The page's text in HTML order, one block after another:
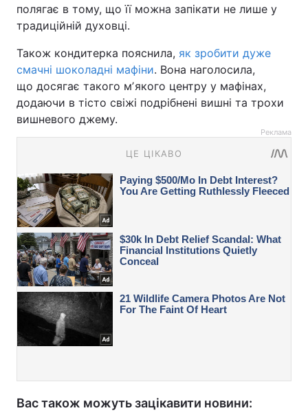
полягає в тому, що її можна запікати не лише у
традиційній духовці.
Також кондитерка пояснила, як зробити дуже
смачні шоколадні мафіни. Вона наголосила,
що досягає такого мʼякого центру у мафінах,
додаючи в тісто свіжі подрібнені вишні та трохи
вишневого джему.
Реклама
Вас також можуть зацікавити новини: